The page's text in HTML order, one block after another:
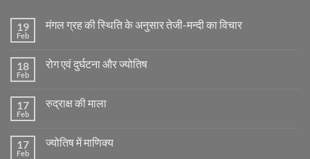
19
Feb
मंगल ग्रह की स्थिति के अनुसार तेजी-मन्दी का विचार
मंगल
के
अनुसार
विचार
18
Feb
रोग एवं दुर्घटना और ज्योतिष
रोग
ज्योतिष
17
Feb
रुद्राक्ष की माला
रुद्राक्ष
17
Feb
ज्योतिष में माणिक्य